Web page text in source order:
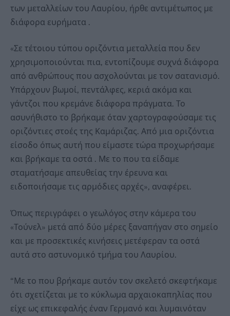
των μεταλλείων του Λαυρίου, ήρθε αντιμέτωπος με
διάφορα ευρήματα .
«Σε τέτοιου τύπου οριζόντια μεταλλεία που δεν
χρησιμοποιούνται πια, εντοπίζουμε συχνά διάφορα
από ανθρώπους που ασχολούνται με τον σατανισμό.
Υπάρχουν βωμοί, πεντάλφες, κεριά ακόμα και
γάντζοι που κρεμάνε διάφορα πράγματα. Το
ασυνήθιστο το βρήκαμε όταν χαρτογραφούσαμε τις
οριζόντιες στοές της Καμάριζας. Από μια οριζόντια
είσοδο όπως αυτή που είμαστε τώρα προχωρήσαμε
και βρήκαμε τα οστά . Με το που τα είδαμε
σταματήσαμε απευθείας την έρευνα και
ειδοποιήσαμε τις αρμόδιες αρχές», αναφέρει.
Όπως περιγράφει ο γεωλόγος στην κάμερα του
«Τούνελ» μετά από δύο μέρες ξαναπήγαν στο σημείο
και με προσεκτικές κινήσεις μετέφεραν τα οστά
αυτά στο αστυνομικό τμήμα του Λαυρίου.
“Με το που βρήκαμε αυτόν τον σκελετό σκεφτήκαμε
ότι σχετίζεται με το κύκλωμα αρχαιοκαπηλίας που
είχε ως επικεφαλής έναν Γερμανό και λυμαινόταν